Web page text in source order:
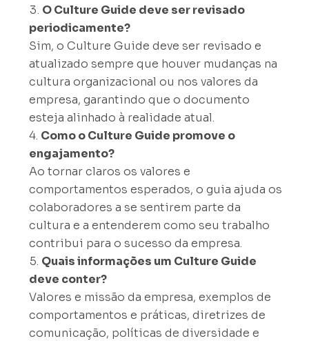
O Culture Guide deve ser revisado
periodicamente?
Sim, o Culture Guide deve ser revisado e
atualizado sempre que houver mudanças na
cultura organizacional ou nos valores da
empresa, garantindo que o documento
esteja alinhado à realidade atual.
Como o Culture Guide promove o
engajamento?
Ao tornar claros os valores e
comportamentos esperados, o guia ajuda os
colaboradores a se sentirem parte da
cultura e a entenderem como seu trabalho
contribui para o sucesso da empresa.
Quais informações um Culture Guide
deve conter?
Valores e missão da empresa, exemplos de
comportamentos e práticas, diretrizes de
comunicação, políticas de diversidade e